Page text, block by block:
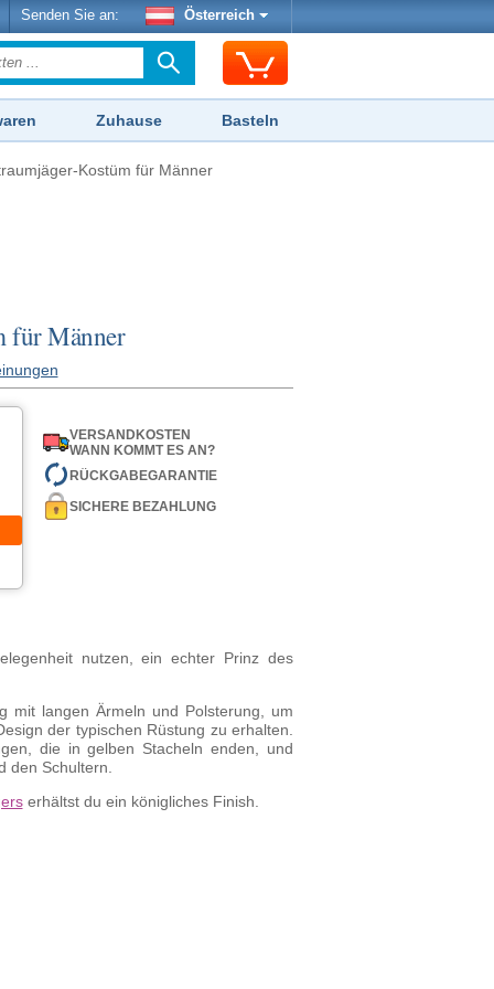
Senden Sie an: Österreich
Zuhause Basteln
Kostüm für Männer
für Männer
VERSANDKOSTEN
WANN KOMMT ES AN?
RÜCKGABEGARANTIE
SICHERE BEZAHLUNG
nutzen, ein echter Prinz des
mit langen Ärmeln und Polsterung, um
der typischen Rüstung zu erhalten.
die in gelben Stacheln enden, und
den Schultern.
erhältst du ein königliches Finish.